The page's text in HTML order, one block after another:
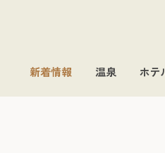
新着情報 温泉 ホテ